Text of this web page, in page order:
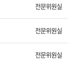
전문위원실
전문위원실
전문위원실